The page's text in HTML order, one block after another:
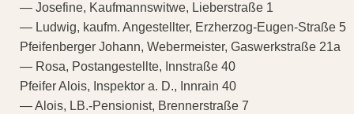
— Josefine, Kaufmannswitwe, Lieberstraße 1
— Ludwig, kaufm. Angestellter, Erzherzog-Eugen-Straße 5
Pfeifenberger Johann, Webermeister, Gaswerkstraße 21a
— Rosa, Postangestellte, Innstraße 40
Pfeifer Alois, Inspektor a. D., Innrain 40
— Alois, LB.-Pensionist, Brennerstraße 7